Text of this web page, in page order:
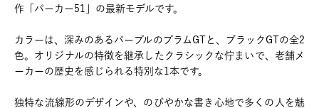
作「パーカー51」の最新モデルです。
カラーは、深みのあるパープルのプラムGTと、ブラックGTの全2
色。オリジナルの特徴を継承したクラシックな佇まいで、老舗メ
ーカーの歴史を感じられる特別な1本です。
独特な流線形のデザインや、のびやかな書き心地で多くの人を魅